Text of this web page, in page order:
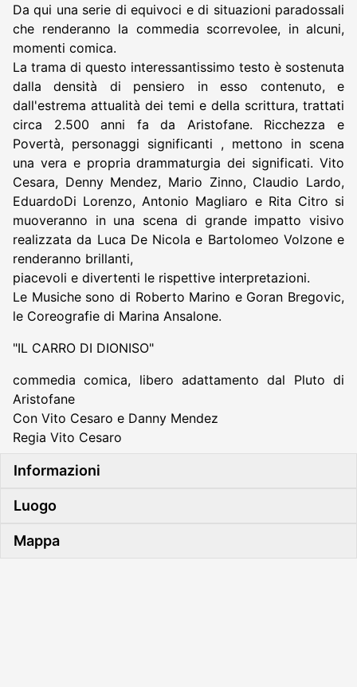
Da qui una serie di equivoci e di situazioni paradossali
che renderanno la commedia scorrevolee, in alcuni,
momenti comica.
La trama di questo interessantissimo testo è sostenuta
dalla densità di pensiero in esso contenuto, e
dall'estrema attualità dei temi e della scrittura, trattati
circa 2.500 anni fa da Aristofane. Ricchezza e
Povertà, personaggi significanti , mettono in scena
una vera e propria drammaturgia dei significati. Vito
Cesara, Denny Mendez, Mario Zinno, Claudio Lardo,
EduardoDi Lorenzo, Antonio Magliaro e Rita Citro si
muoveranno in una scena di grande impatto visivo
realizzata da Luca De Nicola e Bartolomeo Volzone e
renderanno brillanti,
piacevoli e divertenti le rispettive interpretazioni.
Le Musiche sono di Roberto Marino e Goran Bregovic,
le Coreografie di Marina Ansalone.
"IL CARRO DI DIONISO"
commedia comica, libero adattamento dal Pluto di
Aristofane
Con Vito Cesaro e Danny Mendez
Regia Vito Cesaro
Informazioni
Luogo
Mappa